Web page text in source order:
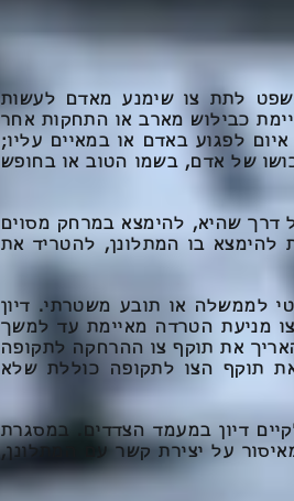
לתת צו שימנע מאדם לעשות
כבילוש מארב או התחקות אחר
לפגוע באדם או במאיים עליו;
של אדם, בשמו הטוב או בחופש
דרך שהיא, להימצא במרחק מסוים
להימצא בו המתלונן, להטריד את
לממשלה או תובע משטרתי. דיון
מניעת הטרדה מאיימת עד למשך
את תוקף צו ההרחקה לתקופה
תוקף הצו לתקופה כוללת שלא
במעמד צד אחד ובדומה תוך 7 ימים יש לקיים דיון במעמד הצדדים. במסגרת
על יצירת קשר עם המתלונן,